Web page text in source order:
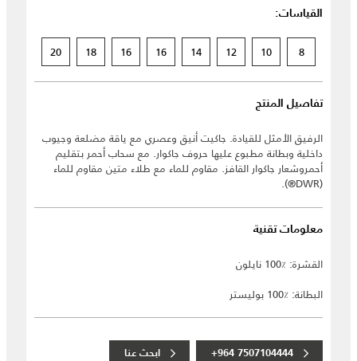
القياسات:
8
10
12
14
16
16
18
20
تفاصيل المنتج
الرفيق الأمثل للقيادة. جاكيت أنيق وعصري مع ياقة مضلعة وجيوب
داخلية وبطانة مطبوع عليها حروف جاكوار. مع سحاب أحمر بتقليم
أحمروشعار جاكوار القافز. مقاوم للماء مع طلاء متين مقاوم للماء
(DWR®).
معلومات تقنية
القشرة: ٪100 نايلون
البطانة: ٪100 بوليستر
+964 7507104444 ابحث عنا